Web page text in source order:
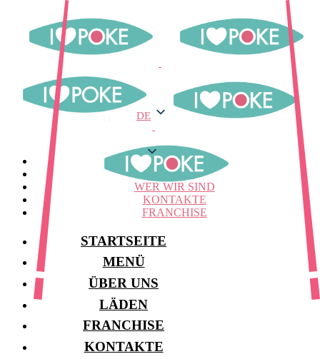
DE
MENÜ
LAGER
WER WIR SIND
KONTAKTE
FRANCHISE
STARTSEITE
MENÜ
ÜBER UNS
LÄDEN
FRANCHISE
KONTAKTE